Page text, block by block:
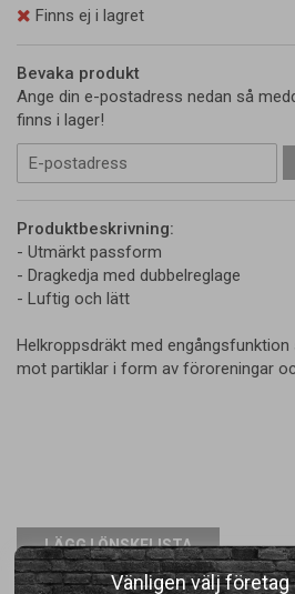
Vänligen välj
Finns ej i lagret
Bevaka produkt
Ange din e-postadress nedan så
finns i lager!
Produktbeskrivning:
- Utmärkt passform
- Dragkedja med dubbelreglage
- Luftig och lätt
Helkroppsdräkt med
mot partiklar i form av föroreningar
LÄGG I ÖNSKELISTA